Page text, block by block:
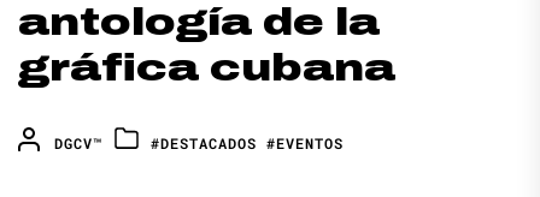
antología de la
gráfica cubana
DGCV™ #DESTACADOS #EVENTOS